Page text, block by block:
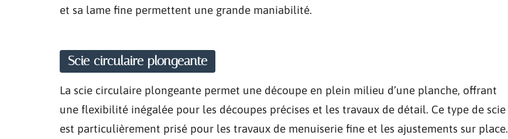
et sa lame fine permettent une grande maniabilité.
Scie circulaire plongeante
La scie circulaire plongeante permet une découpe en plein milieu d’une planche, offrant
une flexibilité inégalée pour les découpes précises et les travaux de détail. Ce type de scie
est particulièrement prisé pour les travaux de menuiserie fine et les ajustements sur place.